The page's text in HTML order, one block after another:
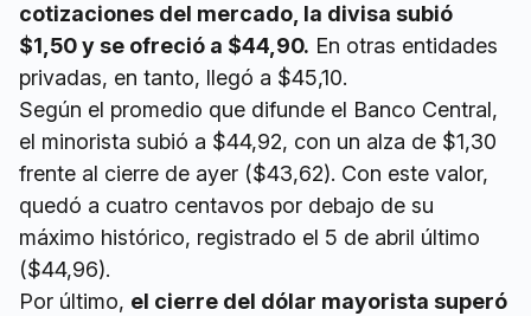
cotizaciones del mercado, la divisa subió
$1,50 y se ofreció a $44,90. En otras entidades
privadas, en tanto, llegó a $45,10.
Según el promedio que difunde el Banco Central,
el minorista subió a $44,92, con un alza de $1,30
frente al cierre de ayer ($43,62). Con este valor,
quedó a cuatro centavos por debajo de su
máximo histórico, registrado el 5 de abril último
($44,96).
Por último, el cierre del dólar mayorista superó